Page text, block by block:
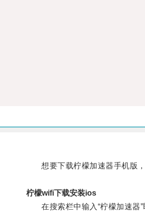
想要下载柠檬加速器手机版，
柠檬wifi下载安装ios
在搜索栏中输入“柠檬加速器”